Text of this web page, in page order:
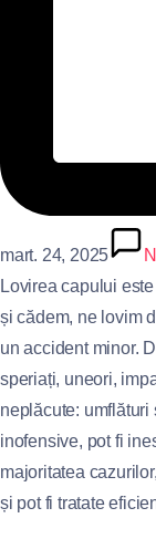
mart. 24, 2025
Lovirea capului
și cădem, ne lovim
un accident minor.
speriați, uneori,
neplăcute: umflături
inofensive, pot fi
majoritatea
și pot fi tratate